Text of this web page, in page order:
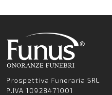
Prospettiva Funeraria SRL
P.IVA 10928471001